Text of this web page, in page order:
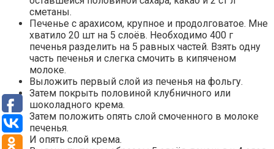
сметаны.
Печенье с арахисом, крупное и продолговатое. Мне
хватило 20 шт на 5 слоёв. Необходимо 400 г
печенья разделить на 5 равных частей. Взять одну
часть печенья и слегка смочить в кипяченом
молоке.
Выложить первый слой из печенья на фольгу.
Затем покрыть половиной клубничного или
шоколадного крема.
Затем положить опять слой смоченного в молоке
печенья.
И опять слой крема.